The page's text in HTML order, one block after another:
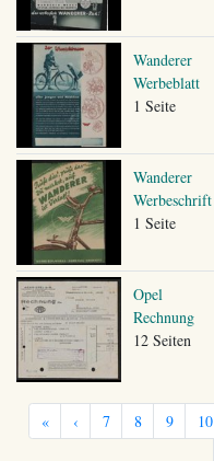
Wanderer
Werbeblatt
1 Seite
Wanderer
Werbeschrift
1 Seite
Opel
Rechnung
12 Seiten
« ‹ 7 8 9 10